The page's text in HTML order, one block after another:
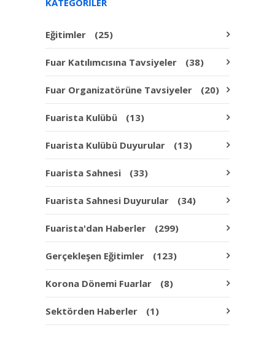
Eğitimler (25)
Fuar Katılımcısına Tavsiyeler (38)
Fuar Organizatörüne Tavsiyeler (20)
Fuarista Kulübü (13)
Fuarista Kulübü Duyurular (13)
Fuarista Sahnesi (33)
Fuarista Sahnesi Duyurular (34)
Fuarista'dan Haberler (299)
Gerçekleşen Eğitimler (123)
Korona Dönemi Fuarlar (8)
Sektörden Haberler (1)